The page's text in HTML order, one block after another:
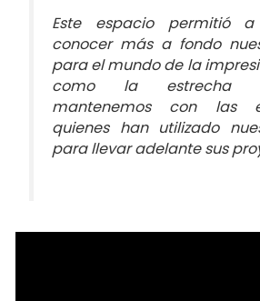
Este espacio permitió
conocer más a fondo
para el mundo de la
como la estrecha
mantenemos con las
quienes han utilizado
para llevar adelante sus